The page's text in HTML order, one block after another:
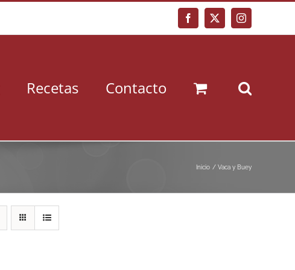
Facebook
X Instagram
Recetas Contacto
Inicio Vaca y Buey